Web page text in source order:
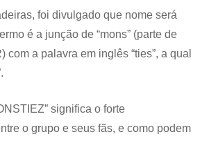
foi divulgado que nome será
é a junção de “mons” (parte de
com a palavra em inglês “ties”, a qual
significa o forte
o grupo e seus fãs, e como podem